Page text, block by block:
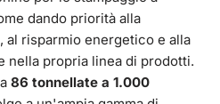
dando priorità alla
risparmio energetico e alla
nella propria linea di prodotti.
86 tonnellate a 1.000